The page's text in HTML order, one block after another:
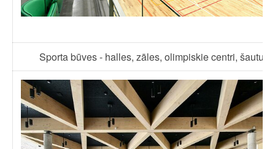
Sporta būves - halles, zāles, olimpiskie centri,